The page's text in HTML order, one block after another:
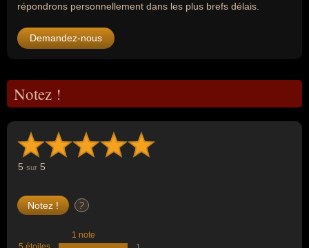
répondrons personnellement dans les plus brefs délais.
Demandez-nous
Notez !
5 sur 5
?
1 note